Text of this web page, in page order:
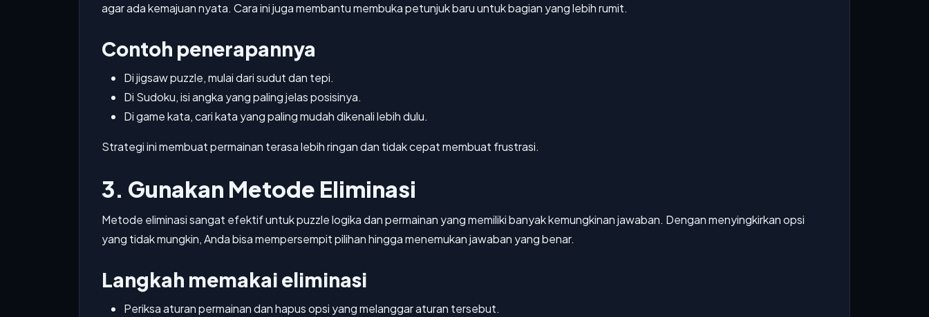
agar ada kemajuan nyata. Cara ini juga membantu membuka petunjuk baru untuk bagian yang lebih rumit.
Contoh penerapannya
Di jigsaw puzzle, mulai dari sudut dan tepi.
Di Sudoku, isi angka yang paling jelas posisinya.
Di game kata, cari kata yang paling mudah dikenali lebih dulu.
Strategi ini membuat permainan terasa lebih ringan dan tidak cepat membuat frustrasi.
3. Gunakan Metode Eliminasi
Metode eliminasi sangat efektif untuk puzzle logika dan permainan yang memiliki banyak kemungkinan jawaban. Dengan menyingkirkan opsi
yang tidak mungkin, Anda bisa mempersempit pilihan hingga menemukan jawaban yang benar.
Langkah memakai eliminasi
Periksa aturan permainan dan hapus opsi yang melanggar aturan tersebut.